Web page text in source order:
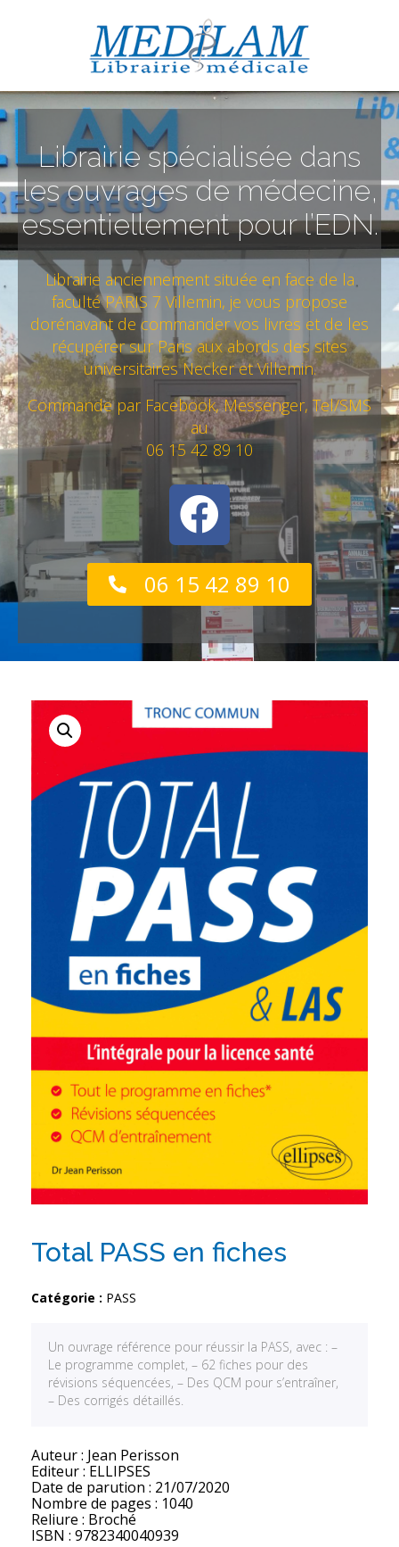
Librairie spécialisée dans
les ouvrages de médecine,
essentiellement pour l’EDN.
Librairie anciennement située en face de la
faculté PARIS 7 Villemin, je vous propose
dorénavant de commander vos livres et de les
récupérer sur Paris aux abords des sites
universitaires Necker et Villemin.
Commande par Facebook, Messenger, Tel/SMS
au
06 15 42 89 10
06 15 42 89 10
Total PASS en fiches
Catégorie : PASS
Un ouvrage référence pour réussir la PASS, avec : –
Le programme complet, – 62 fiches pour des
révisions séquencées, – Des QCM pour s’entraîner,
– Des corrigés détaillés.
Auteur : Jean Perisson
Editeur : ELLIPSES
Date de parution : 21/07/2020
Nombre de pages : 1040
Reliure : Broché
ISBN : 9782340040939